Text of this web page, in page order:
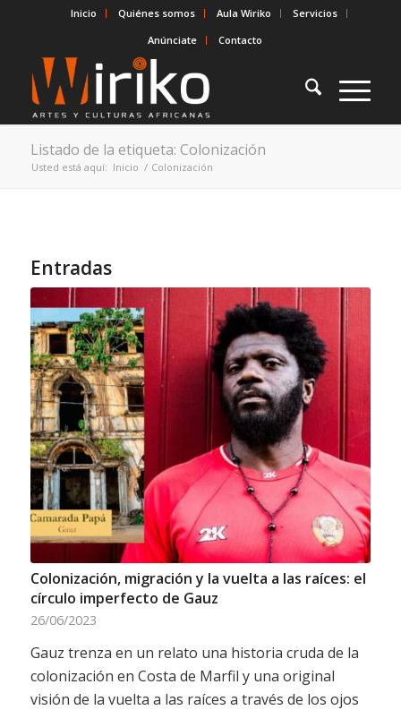
Inicio Quiénes somos Aula Wiriko
Servicios
Anúnciate
Contacto
Listado de la etiqueta: Colonización
Usted está aquí: Inicio / Colonización
Entradas
Colonización, migración y la vuelta a las raíces: el
círculo imperfecto de Gauz
26/06/2023
Gauz trenza en un relato una historia cruda de la
colonización en Costa de Marfil y una original
visión de la vuelta a las raíces a través de los ojos